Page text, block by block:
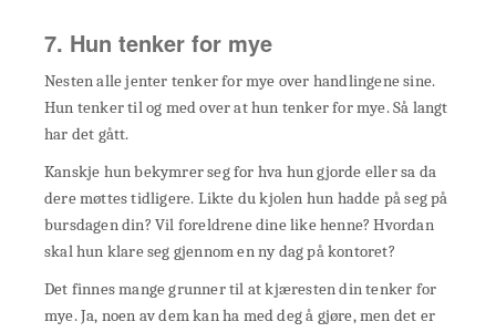
7. Hun tenker for mye
Nesten alle jenter tenker for mye over handlingene sine.
Hun tenker til og med over at hun tenker for mye. Så langt
har det gått.
Kanskje hun bekymrer seg for hva hun gjorde eller sa da
dere møttes tidligere. Likte du kjolen hun hadde på seg på
bursdagen din? Vil foreldrene dine like henne? Hvordan
skal hun klare seg gjennom en ny dag på kontoret?
Det finnes mange grunner til at kjæresten din tenker for
mye. Ja, noen av dem kan ha med deg å gjøre, men det er